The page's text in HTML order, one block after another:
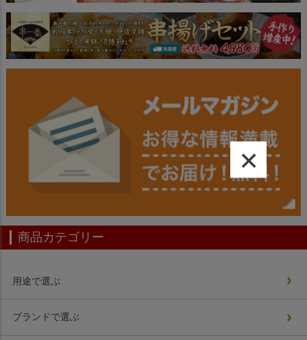
商品カテゴリー
用途で選ぶ
ブランドで選ぶ
×